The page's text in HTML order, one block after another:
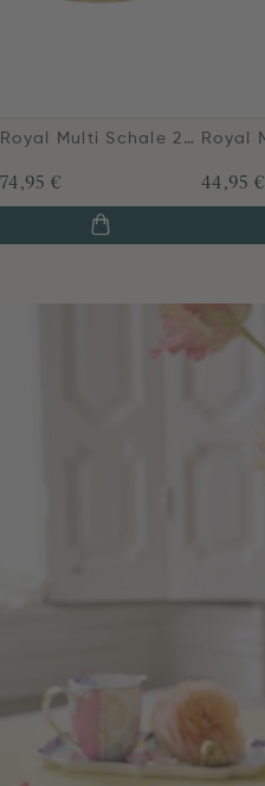
Royal Multi Schale 23 Cm
74,95 € 44,95 €